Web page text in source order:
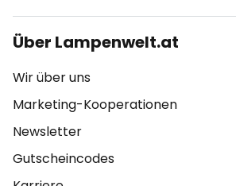
Über Lampenwelt.at
Wir über uns
Marketing-Kooperationen
Newsletter
Gutscheincodes